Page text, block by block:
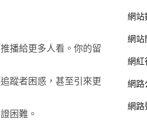
播給更多人看。你的留
蹤者困惑，甚至引來更
困難。
網站
網站
網紅
網路
網路